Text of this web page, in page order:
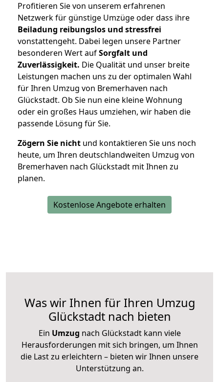
Profitieren Sie von unserem erfahrenen
Netzwerk für günstige Umzüge oder dass ihre
Beiladung reibungslos und stressfrei
vonstattengeht. Dabei legen unsere Partner
besonderen Wert aufSorgfalt und
Zuverlässigkeit. Die Qualität und unser breite
Leistungen machen uns zu der optimalen Wahl
für Ihren Umzug von Bremerhaven nach
Glückstadt. Ob Sie nun eine kleine Wohnung
oder ein großes Haus umziehen, wir haben die
passende Lösung für Sie.
Zögern Sie nicht und kontaktieren Sie uns noch
heute, um Ihren deutschlandweiten Umzug von
Bremerhaven nach Glückstadt mit Ihnen zu
planen.
Kostenlose Angebote erhalten
Was wir Ihnen für Ihren Umzug
Glückstadt nach bieten
Ein Umzug nach Glückstadt kann viele
Herausforderungen mit sich bringen, um Ihnen
die Last zu erleichtern – bieten wir Ihnen unsere
Unterstützung an.